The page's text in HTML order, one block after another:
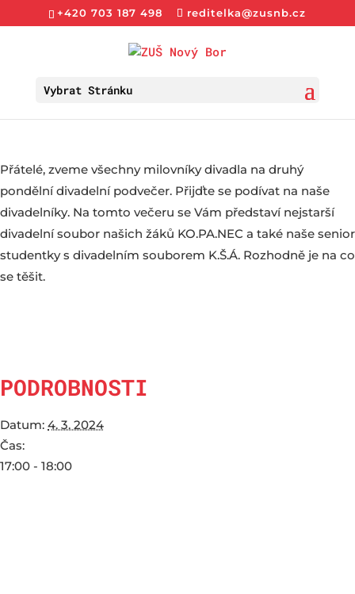
+420 703 187 498 reditelka@zusnb.cz
Vybrat Stránku
Přátelé, zveme všechny milovníky divadla na druhý
pondělní divadelní podvečer. Přijďte se podívat na naše
divadelníky. Na tomto večeru se Vám představí nejstarší
divadelní soubor našich žáků KO.PA.NEC a také naše senior
studentky s divadelním souborem K.Š.Á. Rozhodně je na co
se těšit.
PODROBNOSTI
Datum: 4. 3. 2024
Čas:
17:00 - 18:00